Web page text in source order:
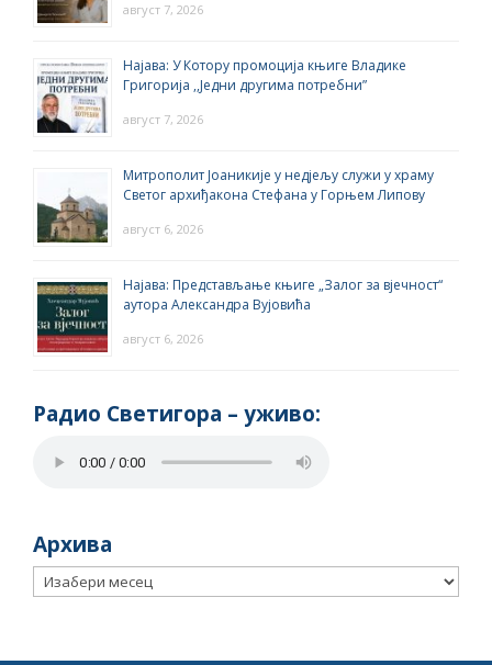
август 7, 2026
Најава: У Котору промоција књиге Владике
Григорија ,,Једни другима потребни”
август 7, 2026
Митрополит Јоаникије у недјељу служи у храму
Светог архиђакона Стефана у Горњем Липову
август 6, 2026
Најава: Представљање књиге „Залог за вјечност“
аутора Александра Вујовића
август 6, 2026
Радио Светигора – yживо:
Архива
Архива